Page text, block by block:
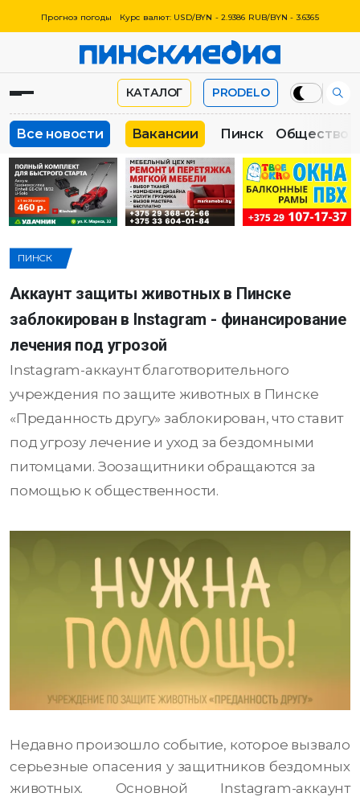
Прогноз погоды Курс валют: USD/BYN - 2.9386 RUB/BYN - 3.6365
КАТАЛОГ PRODELO
Все новости Вакансии Пинск Общество
ПИНСК
Аккаунт защиты животных в Пинске
заблокирован в Instagram - финансирование
лечения под угрозой
Instagram-аккаунт благотворительного
учреждения по защите животных в Пинске
«Преданность другу» заблокирован, что ставит
под угрозу лечение и уход за бездомными
питомцами. Зоозащитники обращаются за
помощью к общественности.
Недавно произошло событие, которое вызвало
серьезные опасения у защитников бездомных
животных. Основной Instagram-аккаунт